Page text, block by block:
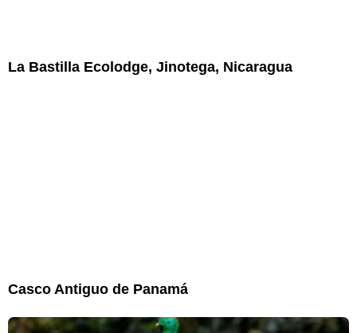
La Bastilla Ecolodge, Jinotega, Nicaragua
Casco Antiguo de Panamá